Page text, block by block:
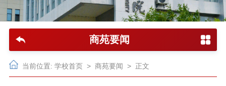
商苑要闻
当前位置: 学校首页 > 商苑要闻 > 正文